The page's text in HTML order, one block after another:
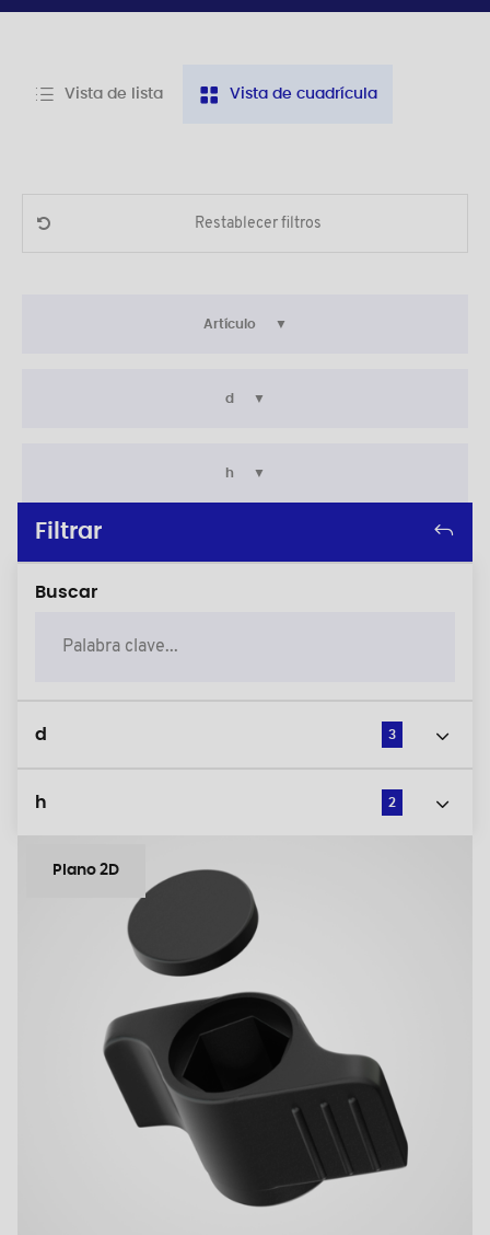
Vista de lista Vista de cuadrícula
Restablecer filtros
Artículo
d
h
Filtrar
Buscar
d 3
h 2
Plano 2D